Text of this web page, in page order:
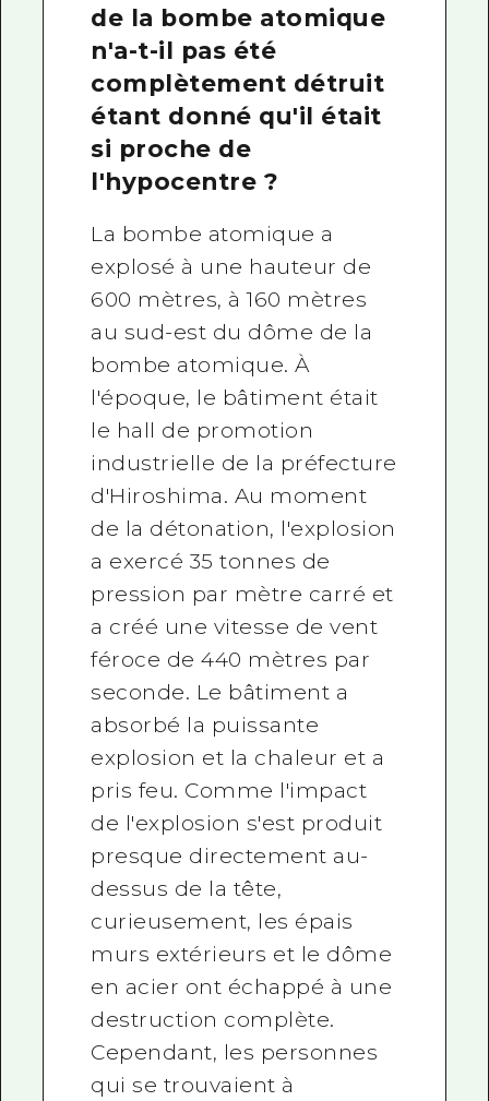
de la bombe atomique
n'a-t-il pas été
complètement détruit
étant donné qu'il était
si proche de
l'hypocentre ?
La bombe atomique a
explosé à une hauteur de
600 mètres, à 160 mètres
au sud-est du dôme de la
bombe atomique. À
l'époque, le bâtiment était
le hall de promotion
industrielle de la préfecture
d'Hiroshima. Au moment
de la détonation, l'explosion
a exercé 35 tonnes de
pression par mètre carré et
a créé une vitesse de vent
féroce de 440 mètres par
seconde. Le bâtiment a
absorbé la puissante
explosion et la chaleur et a
pris feu. Comme l'impact
de l'explosion s'est produit
presque directement au-
dessus de la tête,
curieusement, les épais
murs extérieurs et le dôme
en acier ont échappé à une
destruction complète.
Cependant, les personnes
qui se trouvaient à